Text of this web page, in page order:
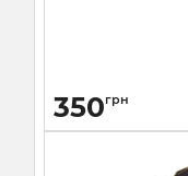
350грн